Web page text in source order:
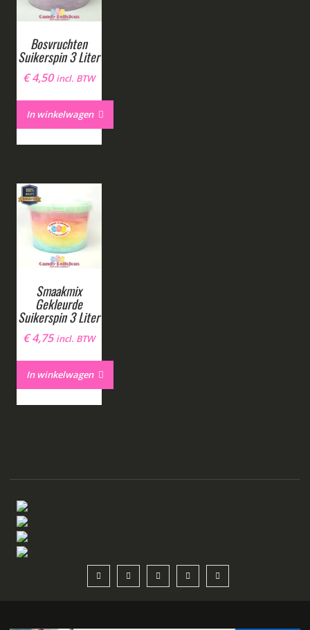
Bosvruchten
Suikerspin 3 Liter
€4,50 incl. BTW
In winkelwagen
Smaakmix
Gekleurde
Suikerspin 3 Liter
€4,75 incl. BTW
In winkelwagen